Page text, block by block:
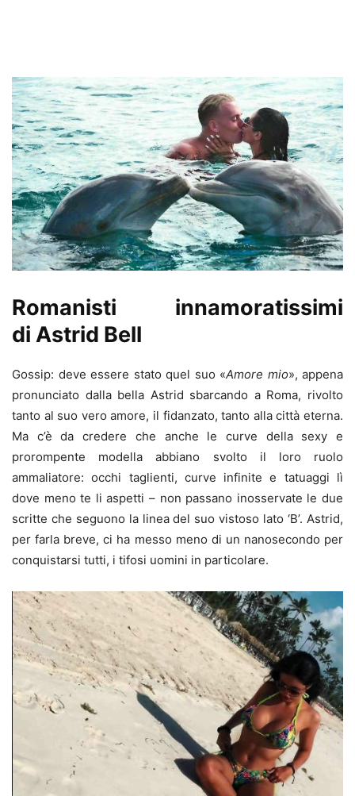
Romanisti innamoratissimi
di Astrid Bell
Gossip: deve essere stato quel suo «Amore mio», appena
pronunciato dalla bella Astrid sbarcando a Roma, rivolto
tanto al suo vero amore, il fidanzato, tanto alla città eterna.
Ma c’è da credere che anche le curve della sexy e
prorompente modella abbiano svolto il loro ruolo
ammaliatore: occhi taglienti, curve infinite e tatuaggi lì
dove meno te li aspetti – non passano inosservate le due
scritte che seguono la linea del suo vistoso lato ‘B’. Astrid,
per farla breve, ci ha messo meno di un nanosecondo per
conquistarsi tutti, i tifosi uomini in particolare.